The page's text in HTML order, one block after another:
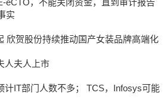
eCTO，不能关闭资金，直到审计报告
实
欣贺股份持续推动国产女装品牌高端化
人夫人上市
计IT部门人数不多； TCS，Infosys可能